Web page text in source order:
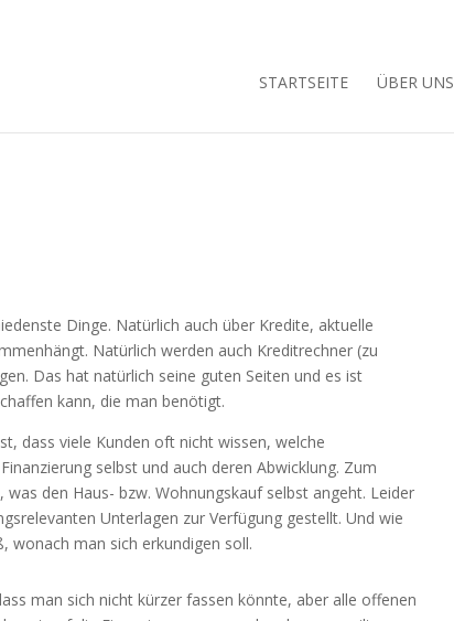
STARTSEITE ÜBER UNS
Dinge. Natürlich auch über Kredite, aktuelle
Natürlich werden auch Kreditrechner (zu
Das hat natürlich seine guten Seiten und es ist
kann, die man benötigt.
dass viele Kunden oft nicht wissen, welche
selbst und auch deren Abwicklung. Zum
den Haus- bzw. Wohnungskauf selbst angeht. Leider
Unterlagen zur Verfügung gestellt. Und wie
wonach man sich erkundigen soll.
man sich nicht kürzer fassen könnte, aber alle offenen